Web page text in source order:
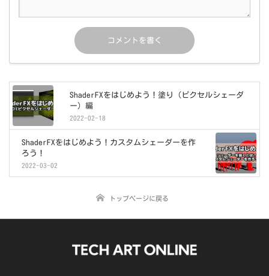
ShaderFXをはじめよう！塗り（ピクセルシェーダ
ー）編
2022-02-18
ShaderFXをはじめよう！カスタムシェーダーを作
ろう！
2022-03-02
トップページに戻る